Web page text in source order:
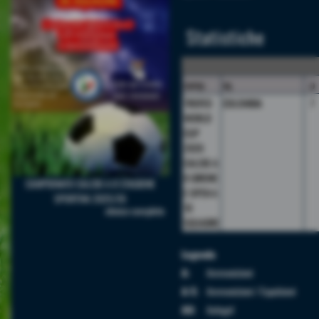
CAMPIONATO CALCIO A 8 STAGIONE
SPORTIVA 2025/26
elenco completo
Statistiche
camp. sq.
TROFEO
WORLD
CUP
2026
CALCIO A
8 GIRONE
E OPEN A
10
SQUADRE
COLOMBIA
Legenda
A:
Ammonizioni
A/E:
Ammonizioni / Espulsioni
AU:
Autogol